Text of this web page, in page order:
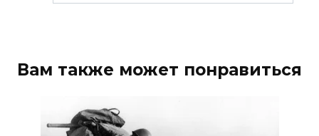
Вам также может понравиться